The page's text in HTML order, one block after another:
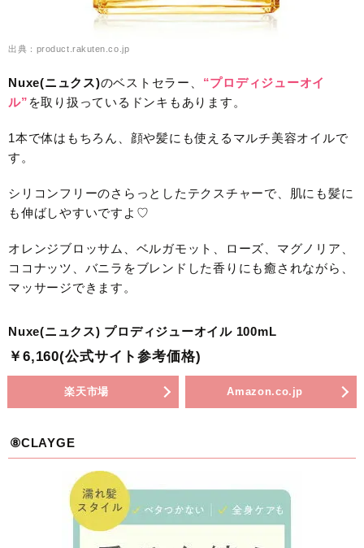
出典：product.rakuten.co.jp
Nuxe(ニュクス)のベストセラー、 “プロディジューオイ
ル” を取り扱っているドンキもあります。
1本で体はもちろん、顔や髪にも使えるマルチ美容オイルで
す。
シリコンフリーのさらっとしたテクスチャーで、肌にも髪に
も伸ばしやすいですよ♡
オレンジブロッサム、ベルガモット、ローズ、マグノリア、
ココナッツ、バニラをブレンドした香りにも癒されながら、
マッサージできます。
Nuxe(ニュクス) プロディジューオイル 100mL
￥6,160(公式サイト参考価格)
楽天市場 Amazon.co.jp
⑧CLAYGE